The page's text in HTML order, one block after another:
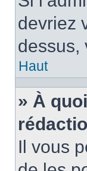
devriez
dessus,
Haut
» À
Il vous